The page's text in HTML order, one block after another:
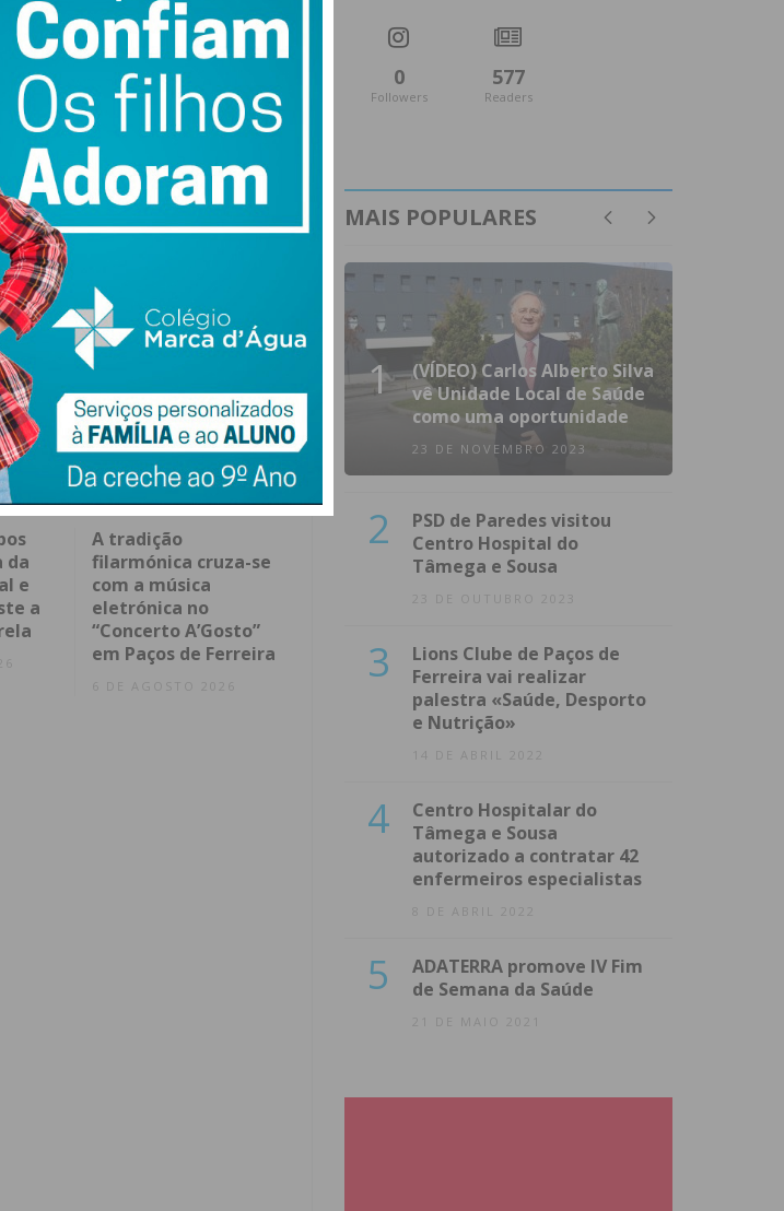
da
e
a
A tradição
filarmónica cruza-se
com a música
eletrónica no
“Concerto A’Gosto”
em Paços de Ferreira
6 DE AGOSTO 2026
0
Followers
577
Readers
MAIS POPULARES
1
(VÍDEO) Carlos Alberto Silva
vê Unidade Local de Saúde
como uma oportunidade
23 DE NOVEMBRO 2023
2
PSD de Paredes visitou
Centro Hospital do
Tâmega e Sousa
23 DE OUTUBRO 2023
3
Lions Clube de Paços de
Ferreira vai realizar
palestra «Saúde, Desporto
e Nutrição»
14 DE ABRIL 2022
4
Centro Hospitalar do
Tâmega e Sousa
autorizado a contratar 42
enfermeiros especialistas
8 DE ABRIL 2022
5
ADATERRA promove IV Fim
de Semana da Saúde
21 DE MAIO 2021